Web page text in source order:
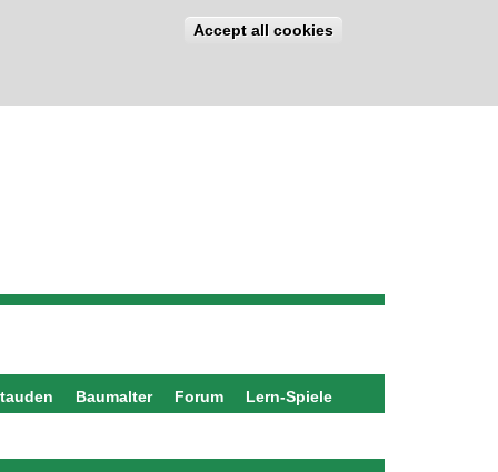
Accept all cookies
Baumalter Forum Lern-Spiele